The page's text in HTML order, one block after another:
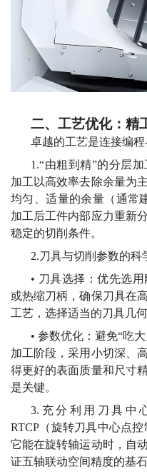
二、工艺优化：精
卓越的工艺是连接编程
1.“由粗到精”的分层
加工以高效率去除余量为
均匀、适量的余量（通常
加工后工件内部应力重新
稳定的切削条件。
2.刀具与切削参数的科
• 刀具选择：优先选
或热缩刀柄，确保刀具在
工艺，选择适当的刀具几
• 参数优化：避免“吃
加工阶段，采用小切深、
得更好的表面质量和尺寸
是关键。
3.充分利用刀具中
RTCP（旋转刀具中心点
它能在旋转轴运动时，自
证五轴联动空间精度的基石